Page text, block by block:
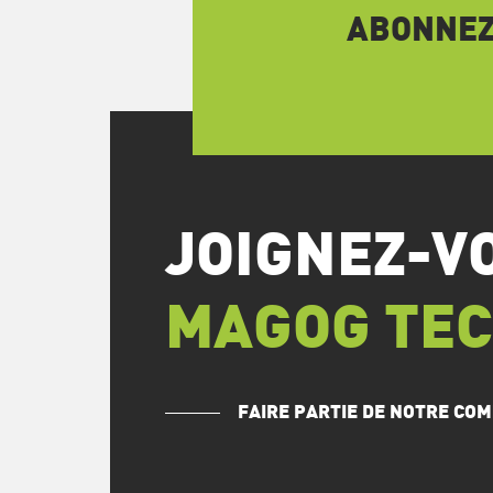
JOIGNEZ-
MAGOG
FAIRE PARTIE DE NOTRE